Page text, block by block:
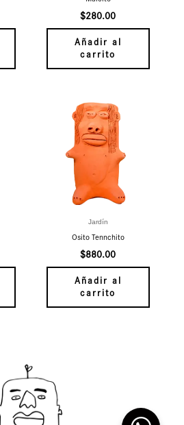
$280.00
Añadir al
carrito
Jardín
Osito Tennchito
$880.00
Añadir al
carrito